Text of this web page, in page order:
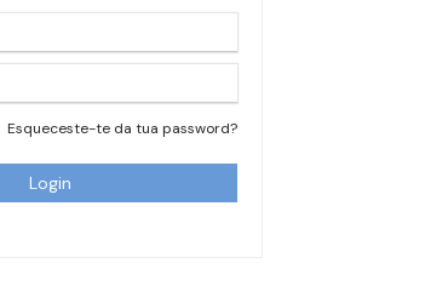
Esqueceste-te da tua password?